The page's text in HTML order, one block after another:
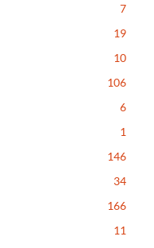
7
19
10
106
6
1
146
34
166
11